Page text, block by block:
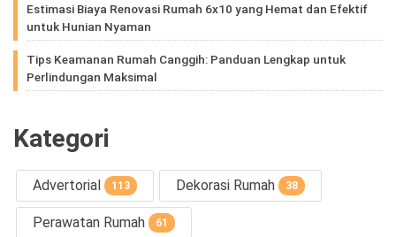
Estimasi Biaya Renovasi Rumah 6x10 yang Hemat dan Efektif
untuk Hunian Nyaman
Tips Keamanan Rumah Canggih: Panduan Lengkap untuk
Perlindungan Maksimal
Kategori
Advertorial 113 Dekorasi Rumah 38
Perawatan Rumah 61